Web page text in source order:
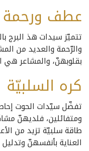
عطف ورحمة
تتميّز سيدات هذ البرج
والرّحمة والعديد من
بقلوبهنّ، والمشاعر
كره السلبيّة
تفضّل سيّدات الحوت
ومتفائلين، فلديهنّ
طاقة سلبيّة تزيد من
العناية بأنفسهنّ